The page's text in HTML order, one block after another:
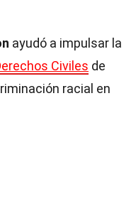
ayudó a impulsar la
Civiles de
racial en